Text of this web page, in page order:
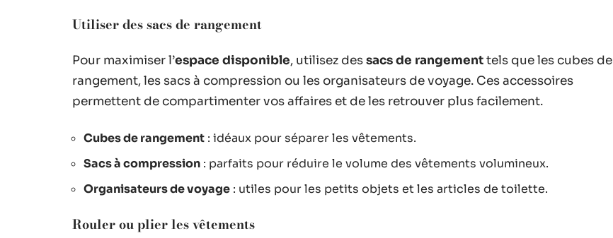
Utiliser des sacs de rangement
Pour maximiser l’espace disponible, utilisez dessacs de rangementtels que les cubes de
rangement, les sacs à compression ou les organisateurs de voyage. Ces accessoires
permettent de compartimenter vos affaires et de les retrouver plus facilement.
Cubes de rangement : idéaux pour séparer les vêtements.
Sacs à compression : parfaits pour réduire le volume des vêtements volumineux.
Organisateurs de voyage : utiles pour les petits objets et les articles de toilette.
Rouler ou plier les vêtements